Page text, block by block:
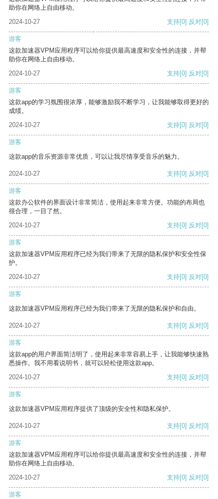
助你在网络上自由移动。
2024-10-27
支持[0] 反对[0]
游客
这款加速器VPM应用程序可以给你提供最高速度和安全性的连接，并帮
助你在网络上自由移动。
2024-10-27
支持[0] 反对[0]
游客
这款app的学习氛围很浓厚，能够激励我不断学习，让我能够取得更好的
成绩。
2024-10-27
支持[0] 反对[0]
游客
这款app的音乐资源非常优质，可以让我尽情享受音乐的魅力。
2024-10-27 支持[0] 反对[0]
游客
这款办公软件的界面设计非常简洁，使用起来非常方便。功能的布局也
很合理，一目了然。
2024-10-27
支持[0] 反对[0]
游客
这款加速器VPM应用程序已经为我们带来了无限的隐私保护和安全性保
护。
2024-10-27
支持[0] 反对[0]
游客
这款加速器VPM应用程序已经为我们带来了无限的隐私保护和自由。
2024-10-27 支持[0] 反对[0]
游客
这款app的用户界面简洁明了，使用起来非常容易上手，让我能够快速熟
悉操作。我不用看说明书，就可以轻松使用这款app。
2024-10-27
支持[0] 反对[0]
游客
这款加速器VPM应用程序提供了顶级的安全性和隐私保护。
2024-10-27 支持[0] 反对[0]
游客
这款加速器VPM应用程序可以给你提供最高速度和安全性的连接，并帮
助你在网络上自由移动。
2024-10-27
支持[0] 反对[0]
游客